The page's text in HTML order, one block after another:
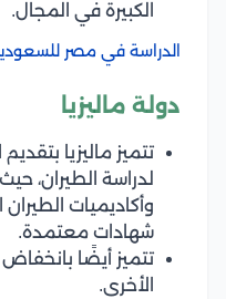
الكبيرة في المجال.
الدراسة في مصر
دولة ماليزيا
تتميز ماليزيا
لدراسة الطيران،
وأكاديميات
شهادات معتمدة.
تتميز أيضًا بانخفاض
الأخرى.